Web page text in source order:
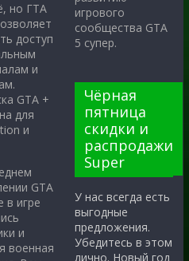
но ГТА
доступ
и
GTA +
для
и
GTA
в игре
и
военная
игрового
сообщества GTA
5 супер.
Чёрная
пятница
скидки и
распродажи
Super
У нас всегда есть
выгодные
предложения.
Убедитесь в этом
лично. Новый год